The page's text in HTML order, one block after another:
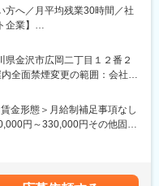
に慣れていける環境です◎
・設計条件・工事発注資料
、図面・数量確認、積算資料
方へ／月平均残業30時間／社
業】
ーディングカンパニー
年の実績と信頼を築き、業界
的影響力の大きいプロジェク
県金沢市広岡二丁目１２番２
全面禁煙変更の範囲：会社の
金形態＞月給制補足事項なし
円～330,000円その他固定
昇給】年1回（4月）【賞与】